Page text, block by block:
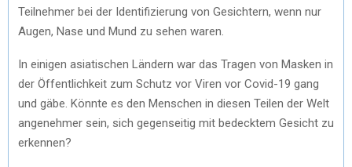
Teilnehmer bei der Identifizierung von Gesichtern, wenn nur
Augen, Nase und Mund zu sehen waren.
In einigen asiatischen Ländern war das Tragen von Masken in
der Öffentlichkeit zum Schutz vor Viren vor Covid-19 gang
und gäbe. Könnte es den Menschen in diesen Teilen der Welt
angenehmer sein, sich gegenseitig mit bedecktem Gesicht zu
erkennen?